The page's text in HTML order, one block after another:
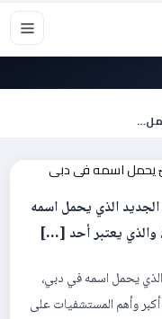
تجميليّ
الذي يحمل اسمه
والذي يعتبر أحد […]
يحمل اسمه في دبي،
وأهم المستشفيات على